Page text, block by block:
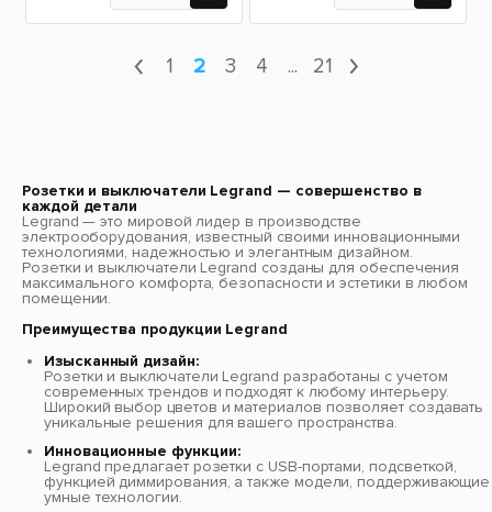
1 2 3 4 ... 21
Розетки и выключатели Legrand — совершенство в
каждой детали
Legrand — это мировой лидер в производстве
электрооборудования, известный своими инновационными
технологиями, надежностью и элегантным дизайном.
Розетки и выключатели Legrand созданы для обеспечения
максимального комфорта, безопасности и эстетики в любом
помещении.
Преимущества продукции Legrand
Изысканный дизайн:
Розетки и выключатели Legrand разработаны с учетом
современных трендов и подходят к любому интерьеру.
Широкий выбор цветов и материалов позволяет создавать
уникальные решения для вашего пространства.
Инновационные функции:
Legrand предлагает розетки с USB-портами, подсветкой,
функцией диммирования, а также модели, поддерживающие
умные технологии.